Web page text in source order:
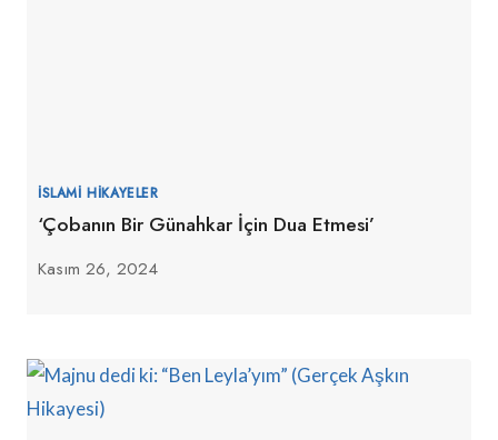
İSLAMI HIKAYELER
‘Çobanın Bir Günahkar İçin Dua Etmesi’
Kasım 26, 2024